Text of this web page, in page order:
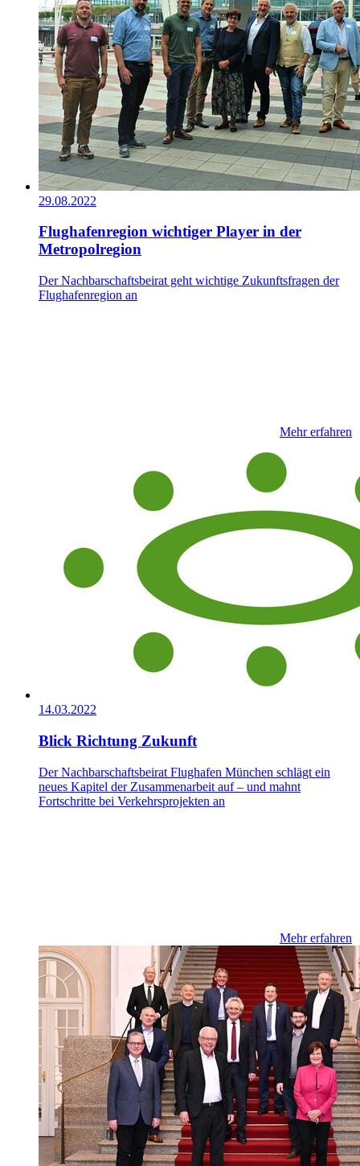
29.08.2022
Flughafenregion wichtiger Player in der
Metropolregion
Der Nachbarschaftsbeirat geht wichtige Zukunftsfragen der
Flughafenregion an
Mehr erfahren
14.03.2022
Blick Richtung Zukunft
Der Nachbarschaftsbeirat Flughafen München schlägt ein
neues Kapitel der Zusammenarbeit auf – und mahnt
Fortschritte bei Verkehrsprojekten an
Mehr erfahren